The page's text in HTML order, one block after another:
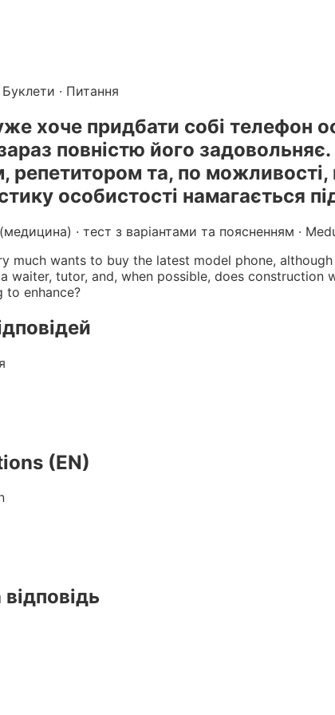
Буклети · Питання
хоче придбати собі телефон
повністю його
репетитором та, по можливості,
особистості намагається
· тест з варіантами та поясненням ·
much wants to buy the latest model phone,
waiter, tutor, and, when possible, does
to enhance?
(EN)